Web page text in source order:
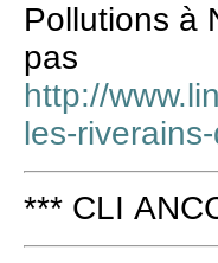
Pollutions à
pas
http://
les-
*** CLI